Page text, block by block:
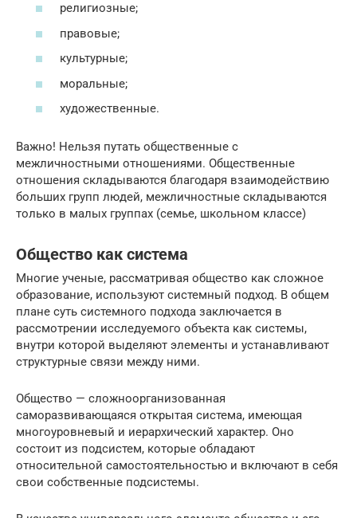
религиозные;
правовые;
культурные;
моральные;
художественные.
Важно! Нельзя путать общественные с
межличностными отношениями. Общественные
отношения складываются благодаря взаимодействию
больших групп людей, межличностные складываются
только в малых группах (семье, школьном классе)
Общество как система
Многие ученые, рассматривая общество как сложное
образование, используют системный подход. В общем
плане суть системного подхода заключается в
рассмотрении исследуемого объекта как системы,
внутри которой выделяют элементы и устанавливают
структурные связи между ними.
Общество — сложноорганизованная
саморазвивающаяся открытая система, имеющая
многоуровневый и иерархический характер. Оно
состоит из подсистем, которые обладают
относительной самостоятельностью и включают в себя
свои собственные подсистемы.